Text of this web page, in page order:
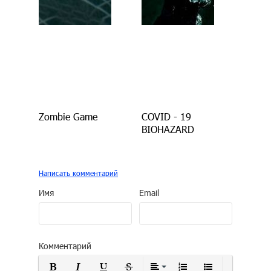
Zombie Game
COVID - 19
BIOHAZARD
Написать комментарий
Имя Email
Комментарий